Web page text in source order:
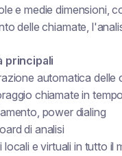
e medie dimensioni,
delle chiamate,
principali
automatica delle
chiamate in
power dialing
di analisi
locali e virtuali in tutto il